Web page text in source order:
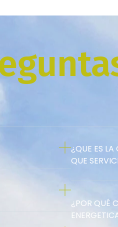
¿QUE ES LA
QUE
¿POR QUÉ